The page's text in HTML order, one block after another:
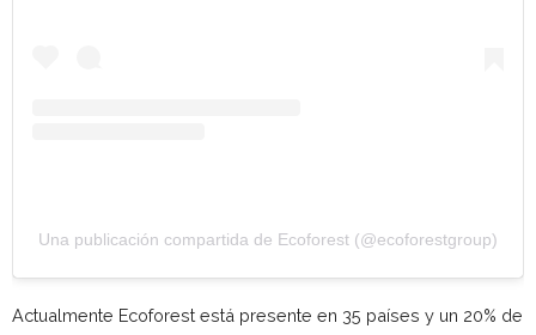
Una publicación compartida de Ecoforest (@ecoforestgroup)
Actualmente Ecoforest está presente en 35 países y un 20% de